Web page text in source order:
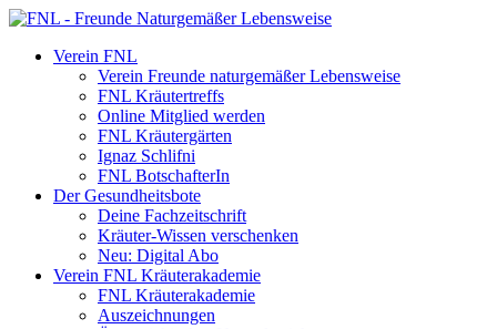
Verein FNL
Verein Freunde naturgemäßer Lebensweise
FNL Kräutertreffs
Online Mitglied werden
FNL Kräutergärten
Ignaz Schlifni
FNL BotschafterIn
Der Gesundheitsbote
Deine Fachzeitschrift
Kräuter-Wissen verschenken
Neu: Digital Abo
Verein FNL Kräuterakademie
FNL Kräuterakademie
Auszeichnungen